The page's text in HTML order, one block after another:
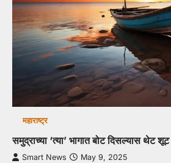
महाराष्ट्र
समुद्राच्या ‘त्या’ भागात बोट दिसल्यास थेट
Smart News May 9, 2025